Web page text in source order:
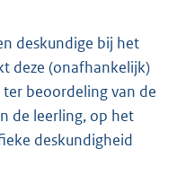
deskundige bij het
deze (onafhankelijk)
beoordeling van de
de leerling, op het
deskundigheid